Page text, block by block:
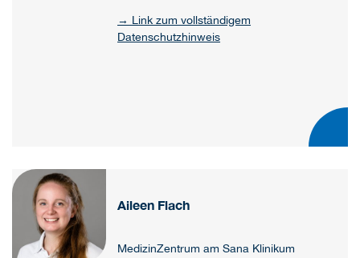
→ Link zum vollständigem
Datenschutzhinweis
Aileen Flach
MedizinZentrum am Sana Klinikum